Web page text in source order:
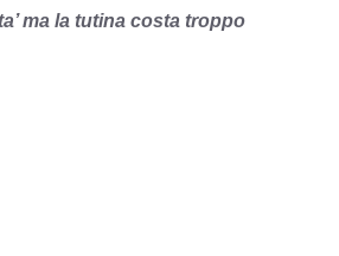
ma la tutina costa troppo